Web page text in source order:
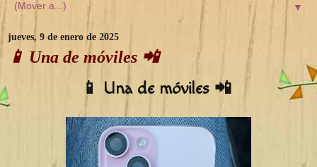
▼
jueves, 9 de enero de 2025
📱 Una de móviles 📲
📱 Una de móviles 📲